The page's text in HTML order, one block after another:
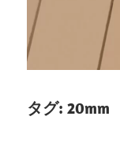
タグ: 20mm